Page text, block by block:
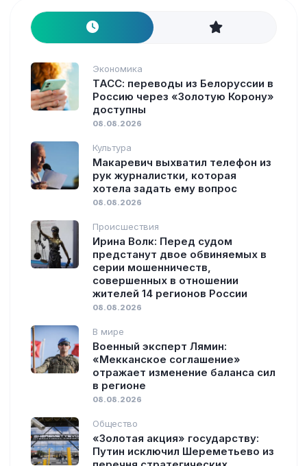
Экономика
ТАСС: переводы из Белоруссии в
Россию через «Золотую Корону»
доступны
08.08.2026
Культура
Макаревич выхватил телефон из
рук журналистки, которая
хотела задать ему вопрос
08.08.2026
Происшествия
Ирина Волк: Перед судом
предстанут двое обвиняемых в
серии мошенничеств,
совершенных в отношении
жителей 14 регионов России
08.08.2026
В мире
Военный эксперт Лямин:
«Мекканское соглашение»
отражает изменение баланса сил
в регионе
08.08.2026
Общество
«Золотая акция» государству:
Путин исключил Шереметьево из